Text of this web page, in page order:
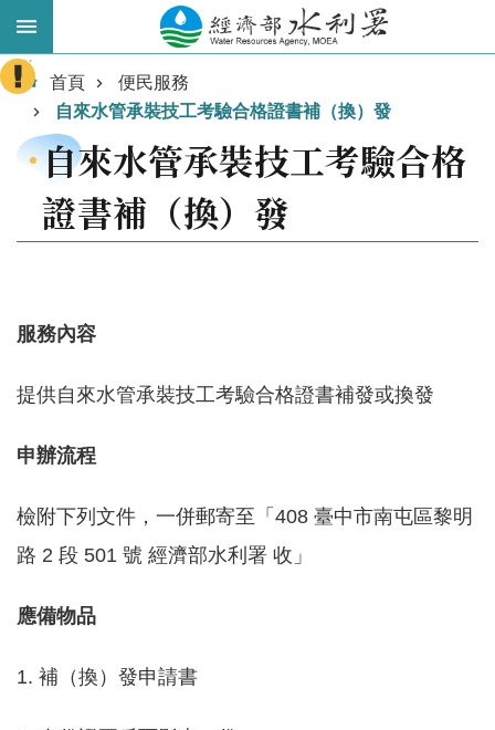
跳到主要內容區塊
進
階
搜
尋
業
主
最
新
水
情
公
:::
首頁
便民服務
自來水管承裝技工考驗合格證書補（換）發
自來水管承裝技工考驗合格
證書補（換）發
服務內容
提供自來水管承裝技工考驗合格證書補發或換發
申辦流程
檢附下列文件，一併郵寄至「408 臺中市南屯區黎明
路 2 段 501 號 經濟部水利署 收」
應備物品
1. 補（換）發申請書